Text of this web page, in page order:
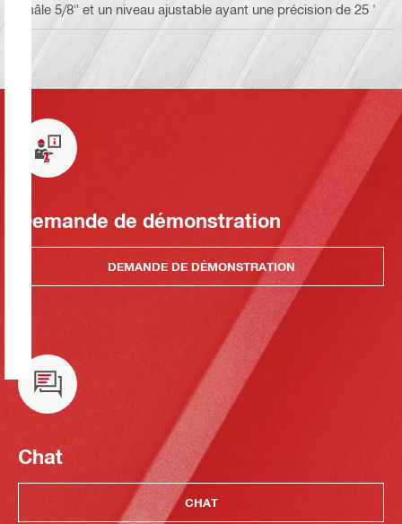
mâle 5/8" et un niveau ajustable ayant une précision de 25 '
Demande de démonstration
DEMANDE DE DÉMONSTRATION
Chat
CHAT